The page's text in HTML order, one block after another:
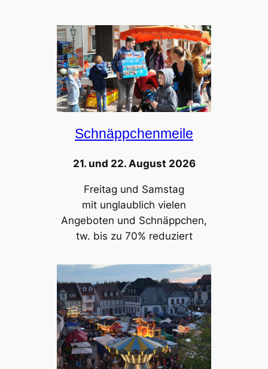
Schnäppchenmeile
21. und 22. August 2026
Freitag und Samstag
mit unglaublich vielen
Angeboten und Schnäppchen,
tw. bis zu 70% reduziert